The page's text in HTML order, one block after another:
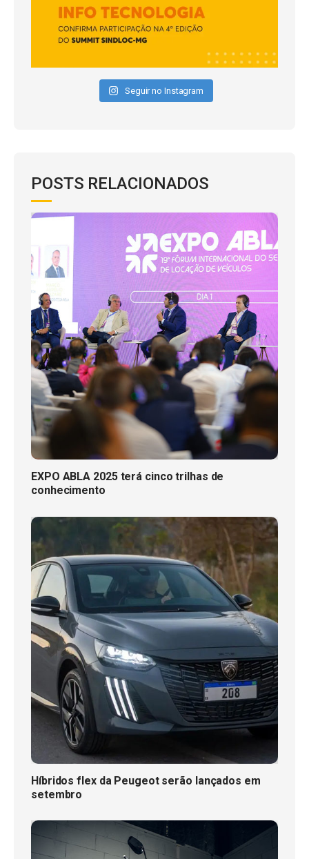
Seguir no Instagram
POSTS RELACIONADOS
EXPO ABLA 2025 terá cinco trilhas de
conhecimento
Híbridos flex da Peugeot serão lançados em
setembro